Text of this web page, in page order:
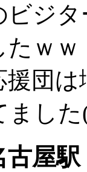
ビジ
ｗｗ
援団
ました
古屋駅